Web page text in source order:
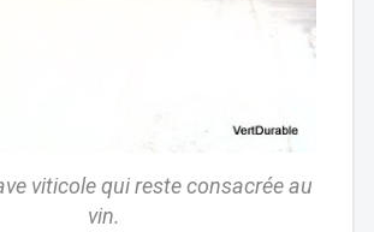
viticole qui reste consacrée au
vin.